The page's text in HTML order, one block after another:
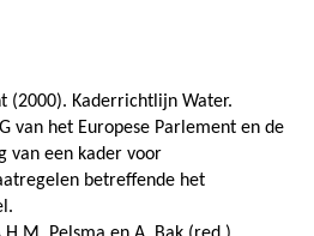
(2000). Kaderrichtlijn Water.
van het Europese Parlement en de
van een kader voor
betreffende het